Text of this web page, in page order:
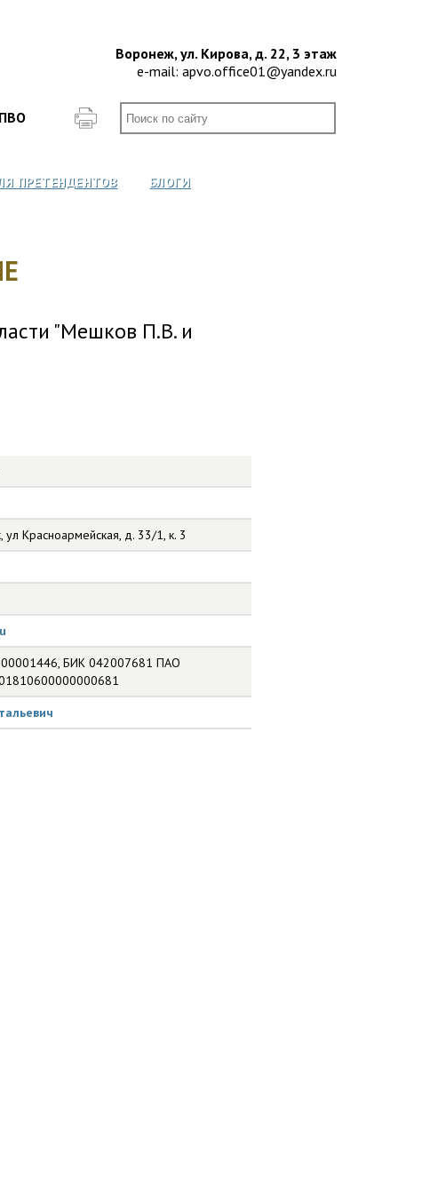
Воронеж, ул. Кирова, д. 22, 3 этаж
e-mail: apvo.office01@yandex.ru
ПРЕТЕНДЕНТОВ
БЛОГИ
"Мешков П.В. и
Красноармейская, д. 33/1, к. 3
БИК 042007681 ПАО